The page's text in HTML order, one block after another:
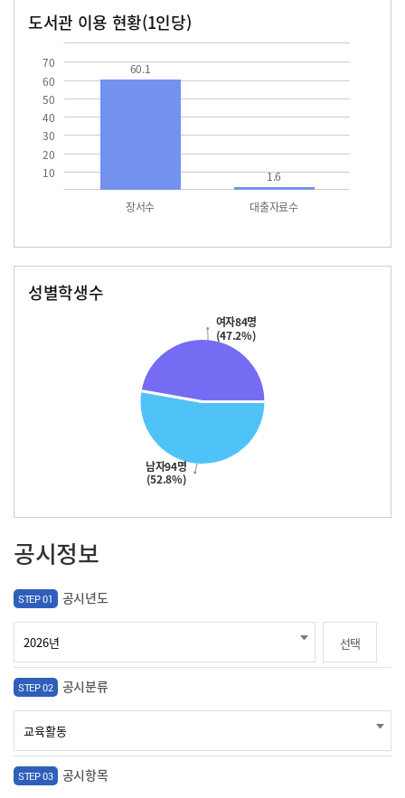
도서관 이용 현황(1인당)
10
20
30
40
50
60
70
장서수 대출자료수
60.1
1.6
성별학생수
남자94명
(52.8%)
여자84명
(47.2%)
공시정보
STEP 01 공시년도
선택
STEP 02 공시분류
STEP 03 공시항목